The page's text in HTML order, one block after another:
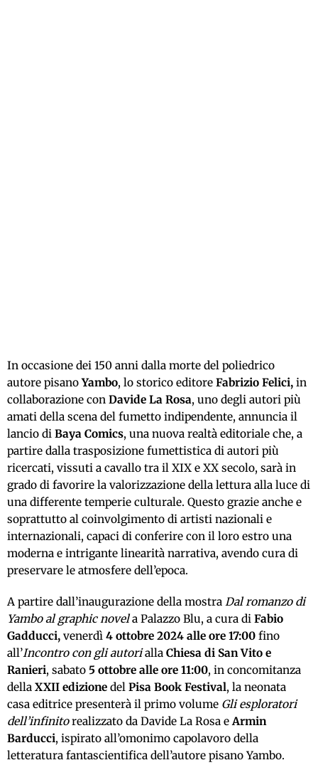
In occasione dei 150 anni dalla morte del poliedrico
autore pisanoYambo, lo storico editore Fabrizio Felici, in
collaborazione con Davide La Rosa, uno degli autori più
amati della scena del fumetto indipendente, annuncia il
lancio di Baya Comics, una nuova realtà editoriale che, a
partire dalla trasposizione fumettistica di autori più
ricercati, vissuti a cavallo tra il XIX e XX secolo, sarà in
grado di favorire la valorizzazione della lettura alla luce di
una differente temperie culturale. Questo grazie anche e
soprattutto al coinvolgimento di artisti nazionali e
internazionali, capaci di conferire con il loro estro una
moderna e intrigante linearità narrativa, avendo cura di
preservare le atmosfere dell’epoca.
A partire dall’inaugurazione della mostra Dal romanzo di
Yambo al graphic novela Palazzo Blu, a cura di Fabio
Gadducci, venerdì 4 ottobre 2024 alle ore 17:00 fino
all’Incontro con gli autorialla Chiesa di San Vito e
Ranieri, sabato 5 ottobre alle ore 11:00, in concomitanza
della XXII edizione del Pisa Book Festival, la neonata
casa editrice presenterà il primo volume Gli esploratori
dell’infinitorealizzato da Davide La Rosa eArmin
Barducci, ispirato all’omonimo capolavoro della
letteratura fantascientifica dell’autore pisano Yambo.